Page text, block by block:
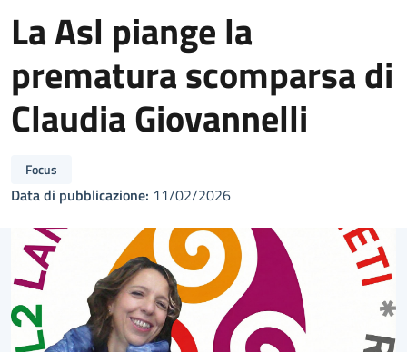
La Asl piange la
prematura scomparsa di
Claudia Giovannelli
Focus
Data di pubblicazione: 11/02/2026